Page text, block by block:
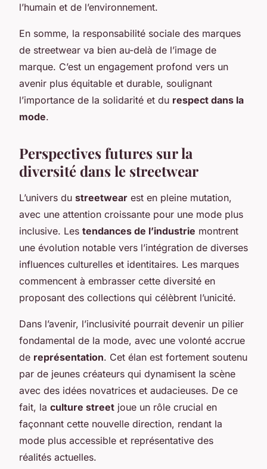
l’humain et de l’environnement.
En somme, la responsabilité sociale des marques
de streetwear va bien au-delà de l’image de
marque. C’est un engagement profond vers un
avenir plus équitable et durable, soulignant
l’importance de la solidarité et du respect dans la
mode.
Perspectives futures sur la
diversité dans le streetwear
L’univers du streetwear est en pleine mutation,
avec une attention croissante pour une mode plus
inclusive. Les tendances de l’industrie montrent
une évolution notable vers l’intégration de diverses
influences culturelles et identitaires. Les marques
commencent à embrasser cette diversité en
proposant des collections qui célèbrent l’unicité.
Dans l’avenir, l’inclusivité pourrait devenir un pilier
fondamental de la mode, avec une volonté accrue
de représentation. Cet élan est fortement soutenu
par de jeunes créateurs qui dynamisent la scène
avec des idées novatrices et audacieuses. De ce
fait, la culture street joue un rôle crucial en
façonnant cette nouvelle direction, rendant la
mode plus accessible et représentative des
réalités actuelles.